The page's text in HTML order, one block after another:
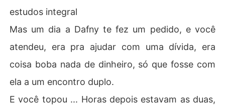
estudos integral
Mas um dia a Dafny te fez um pedido, e você
atendeu, era pra ajudar com uma dívida, era
coisa boba nada de dinheiro, só que fosse com
ela a um encontro duplo.
E você topou ... Horas depois estavam as duas,